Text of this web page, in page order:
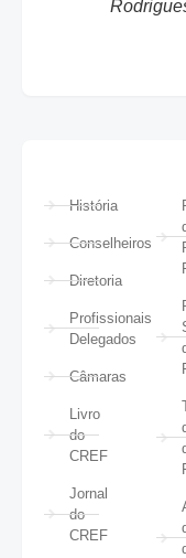
História
Conselheiros
Diretoria
Profissionais
Delegados
Câmaras
Livro
do
CREF
Jornal
do
CREF